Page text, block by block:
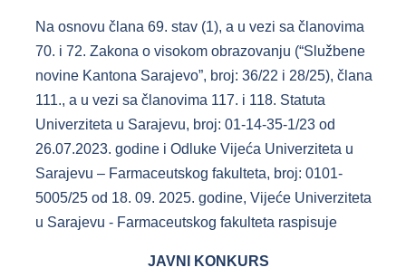
Na osnovu člana 69. stav (1), a u vezi sa članovima
70. i 72. Zakona o visokom obrazovanju (“Službene
novine Kantona Sarajevo”, broj: 36/22 i 28/25), člana
111., a u vezi sa članovima 117. i 118. Statuta
Univerziteta u Sarajevu, broj: 01-14-35-1/23 od
26.07.2023. godine i Odluke Vijeća Univerziteta u
Sarajevu – Farmaceutskog fakulteta, broj: 0101-
5005/25 od 18. 09. 2025. godine, Vijeće Univerziteta
u Sarajevu - Farmaceutskog fakulteta raspisuje
JAVNI KONKURS